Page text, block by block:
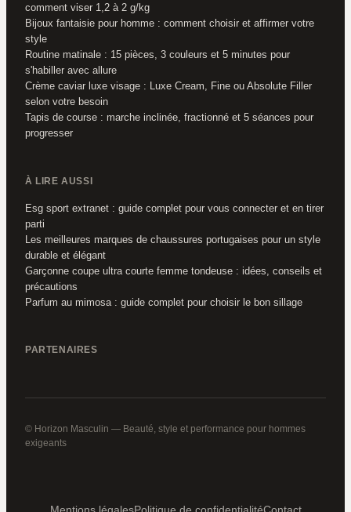
comment viser 1,2 à 2 g/kg
Bijoux fantaisie pour homme : comment choisir et affirmer votre
style
Routine matinale : 15 pièces, 3 couleurs et 5 minutes pour
s'habiller avec allure
Crème caviar luxe visage : Luxe Cream, Fine ou Absolute Filler
selon votre besoin
Tapis de course : marche inclinée, fractionné et 5 séances pour
progresser
À LIRE AUSSI
Esg sport extranet : guide complet pour vous connecter et en tirer
parti
Les meilleures marques de chaussures portugaises pour un style
durable et élégant
Garçonne coupe ultra courte femme tondeuse : idées, conseils et
précautions
Parfum au mimosa : guide complet pour choisir le bon sillage
PARTENAIRES
© Horizon Masculin — Beauté, style et performance pour hommes
exigeants